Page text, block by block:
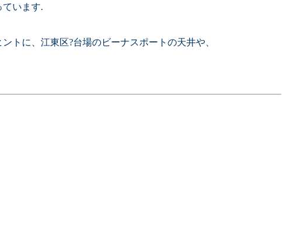
います.
トに、江東区?台場のビーナスポートの天井や、